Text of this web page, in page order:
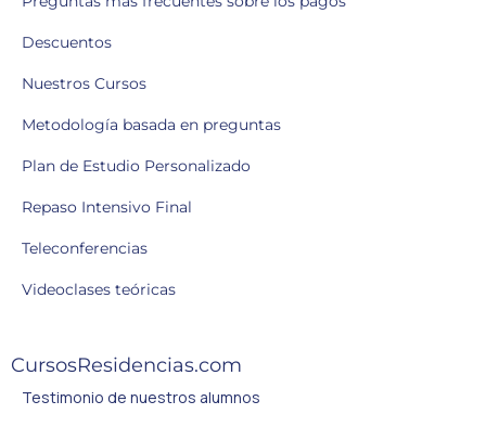
Descuentos
Nuestros Cursos
Metodología basada en preguntas
Plan de Estudio Personalizado
Repaso Intensivo Final
Teleconferencias
Videoclases teóricas
CursosResidencias.com
Testimonio de nuestros alumnos